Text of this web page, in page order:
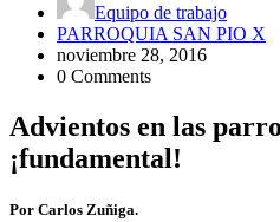
Equipo de trabajo
PARROQUIA SAN PIO X
noviembre 28, 2016
0 Comments
Advientos en las
¡fundamental!
Por Carlos Zuñiga.